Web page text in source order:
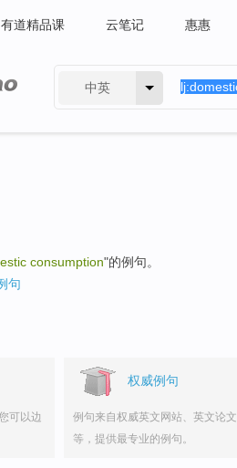
有道精品课 云笔记 惠惠
中英
consumption"的例句。
句
可以边
权威例句
例句来自权威英文网站、英文论文
等，提供最专业的例句。